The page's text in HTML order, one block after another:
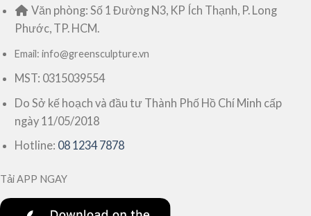
Văn phòng: Số 1 Đường N3, KP Ích Thạnh, P. Long
Phước, TP. HCM.
Email: info@greensculpture.vn
MST: 0315039554
Do Sở kế hoạch và đầu tư Thành Phố Hồ Chí Minh cấp
ngày 11/05/2018
Hotline: 08 1234 7878
Tải APP NGAY